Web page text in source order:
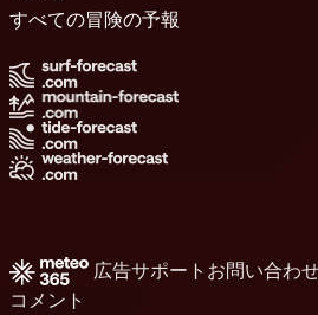
すべての冒険の予報
広告サポート お問い合わ
コメント